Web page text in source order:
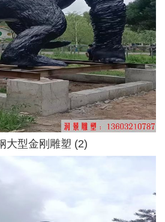
大型金刚雕塑 (2)